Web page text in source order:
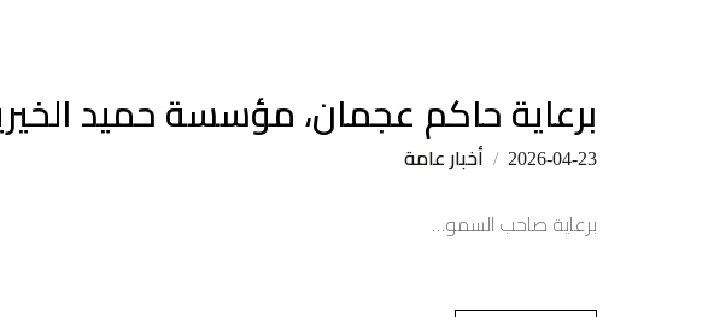
برعاية حاكم عجمان، مؤسسة حميد
2026-04-23
أخبار عامة
برعاية صاحب السمو…